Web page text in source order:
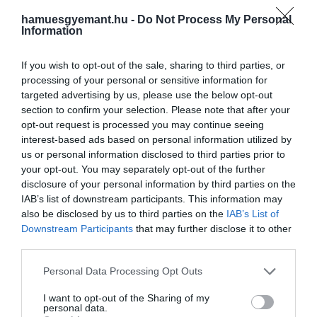
hamuesgyemant.hu - Do Not Process My Personal
Information
If you wish to opt-out of the sale, sharing to third parties, or
processing of your personal or sensitive information for
targeted advertising by us, please use the below opt-out
section to confirm your selection. Please note that after your
opt-out request is processed you may continue seeing
interest-based ads based on personal information utilized by
us or personal information disclosed to third parties prior to
your opt-out. You may separately opt-out of the further
disclosure of your personal information by third parties on the
IAB’s list of downstream participants. This information may
also be disclosed by us to third parties on the IAB’s List of
Downstream Participants that may further disclose it to other
Please note that this website/app uses one or more Google
not limited to your visit or usage behaviour. You may click to
grant or deny consent to Google and its third-party tags to
Personal Data Processing Opt Outs
I want to opt-out of the Sharing of my
personal data.
szokott. A piaci szegmens forgalma
manapság is növekszik. A közgazdászok
HAMU ÉS GYÉMÁNT